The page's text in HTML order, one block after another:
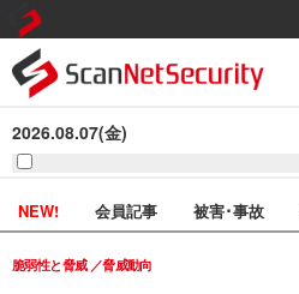
2026.08.07(金)
NEW! 会員記事 被害･事故
脆弱性と脅威 脅威動向